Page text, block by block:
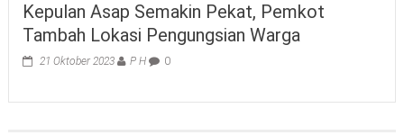
Kepulan Asap Semakin Pekat, Pemkot
Tambah Lokasi Pengungsian Warga
21 Oktober 2023 P H 0